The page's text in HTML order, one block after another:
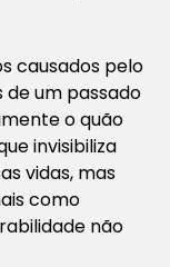
causados pelo
de um passado
o quão
invisibiliza
vidas, mas
como
não